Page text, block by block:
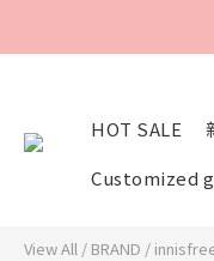
HOT SALE
Customized
View All / BRAND /